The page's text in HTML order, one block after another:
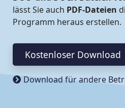
lässt Sie auch PDF-Dateien
Programm heraus erstellen.
Kostenloser Download
Download für andere